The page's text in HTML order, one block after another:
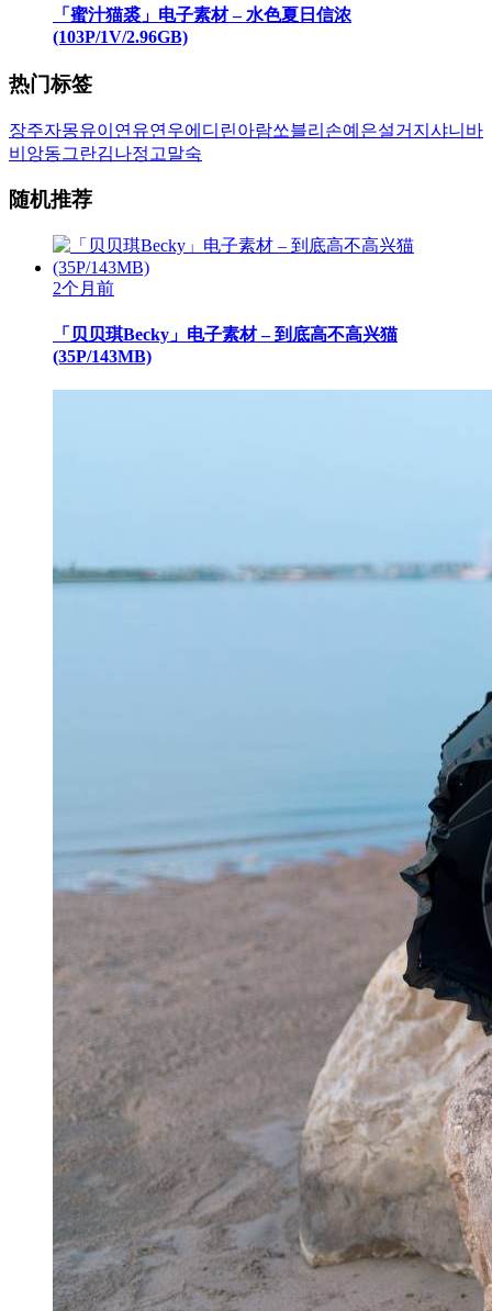
「蜜汁猫裘」电子素材 – 水色夏日信浓
(103P/1V/2.96GB)
热门标签
장주자몽유이 연유연우에디린아람쏘블리 손예은설거지 샤니 바
비앙동그란김나정 고말숙
随机推荐
2个月前
「贝贝琪Becky」电子素材 – 到底高不高兴猫
(35P/143MB)